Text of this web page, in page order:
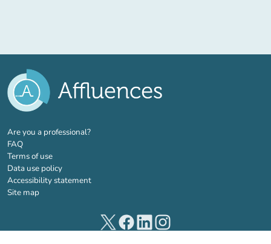
Are you a professional?(new tab)
FAQ
Terms of use
Data use policy
Accessibility statement
Site map
(new tab)(new tab)(new tab)